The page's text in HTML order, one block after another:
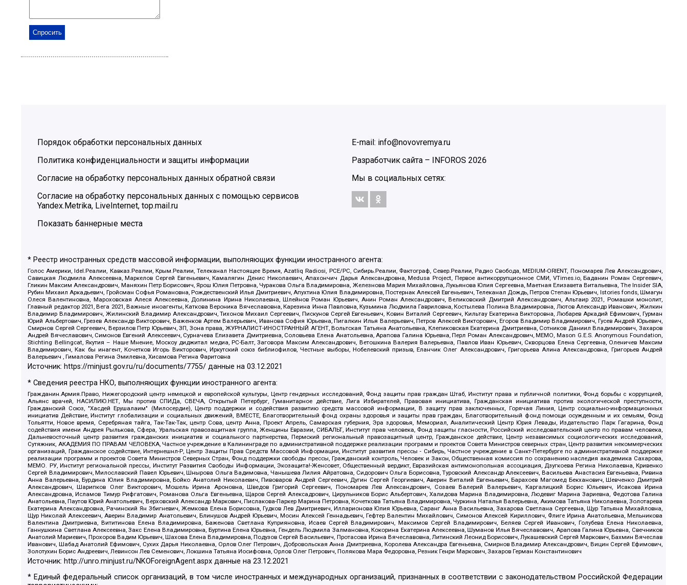
Порядок обработки персональных данных
Политика конфиденциальности и защиты информации
Согласие на обработку персональных данных обратной связи
Согласие на обработку персональных данных с помощью сервисов
Yandex.Metrika, LiveInternet, top.mail.ru
Показать баннерные места
E-mail: info@novovremya.ru
Разработчик сайта – INFOROS 2026
Мы в социальных сетях:
* Реестр иностранных средств массовой информации, выполняющих функции иностранного агента:
Голос Америки, Idel.Реалии, Кавказ.Реалии, Крым.Реалии, Телеканал Настоящее Время, Azatliq Radiosi, PCE/PC, Сибирь.Реалии, Фактограф, Север.Реалии, Радио Свобода, MEDIUM-ORIENT, Пономарев Лев Александрович,
Савицкая Людмила Алексеевна, Маркелов Сергей Евгеньевич, Камалягин Денис Николаевич, Апахончич Дарья Александровна, Medusa Project, Первое антикоррупционное СМИ, VTimes.io, Баданин Роман Сергеевич,
Гликин Максим Александрович, Маняхин Петр Борисович, Ярош Юлия Петровна, Чуракова Ольга Владимировна, Железнова Мария Михайловна, Лукьянова Юлия Сергеевна, Маетная Елизавета Витальевна, The Insider SIA,
Рубин Михаил Аркадьевич, Гройсман Софья Романовна, Рождественский Илья Дмитриевич, Апухтина Юлия Владимировна, Постернак Алексей Евгеньевич, Телеканал Дождь, Петров Степан Юрьевич, Istories fonds, Шмагун
Олеся Валентиновна, Мароховская Алеся Алексеевна, Долинина Ирина Николаевна, Шлейнов Роман Юрьевич, Анин Роман Александрович, Великовский Дмитрий Александрович, Альтаир 2021, Ромашки монолит,
Главный редактор 2021, Вега 2021, Важные иноагенты, Каткова Вероника Вячеславовна, Карезина Инна Павловна, Кузьмина Людмила Гавриловна, Костылева Полина Владимировна, Лютов Александр Иванович, Жилкин
Владимир Владимирович, Жилинский Владимир Александрович, Тихонов Михаил Сергеевич, Пискунов Сергей Евгеньевич, Ковин Виталий Сергеевич, Кильтау Екатерина Викторовна, Любарев Аркадий Ефимович, Гурман
Юрий Альбертович, Грезев Александр Викторович, Важенков Артем Валерьевич, Иванова София Юрьевна, Пигалкин Илья Валерьевич, Петров Алексей Викторович, Егоров Владимир Владимирович, Гусев Андрей Юрьевич,
Смирнов Сергей Сергеевич, Верзилов Петр Юрьевич, ЗП, Зона права, ЖУРНАЛИСТ-ИНОСТРАННЫЙ АГЕНТ, Вольтская Татьяна Анатольевна, Клепиковская Екатерина Дмитриевна, Сотников Даниил Владимирович, Захаров
Андрей Вячеславович, Симонов Евгений Алексеевич, Сурначева Елизавета Дмитриевна, Соловьева Елена Анатольевна, Арапова Галина Юрьевна, Перл Роман Александрович, МЕМО, Mason G.E.S. Anonymous Foundation,
Stichting Bellingcat, Якутия – Наше Мнение, Москоу диджитал медиа, РС-Балт, Заговора Максим Александрович, Ветошкина Валерия Валерьевна, Павлов Иван Юрьевич, Скворцова Елена Сергеевна, Оленичев Максим
Владимирович, Как бы инагент, Кочетков Игорь Викторович, Иркутский союз библиофилов, Честные выборы, Нобелевский призыв, Еланчик Олег Александрович, Григорьева Алина Александровна, Григорьев Андрей
Валерьевич , Гималова Регина Эмилевна, Хисамова Регина Фаритовна
Источник: https://minjust.gov.ru/ru/documents/7755/ данные на03.12.2021
* Сведения реестра НКО, выполняющих функции иностранного агента:
Гражданин.Армия.Право, Нижегородский центр немецкой и европейской культуры, Центр гендерных исследований, Фонд защиты прав граждан Штаб, Институт права и публичной политики, Фонд борьбы с коррупцией,
Альянс врачей, НАСИЛИЮ.НЕТ, Мы против СПИДа, СВЕЧА, Открытый Петербург, Гуманитарное действие, Лига Избирателей, Правовая инициатива, Гражданская инициатива против экологической преступности,
Гражданский Союз, "Хасдей Ерушалаим" (Милосердие), Центр поддержки и содействия развитию средств массовой информации, В защиту прав заключенных, Горячая Линия, Центр социально-информационных
инициатив Действие, Институт глобализации и социальных движений, ВМЕСТЕ, Благотворительный фонд охраны здоровья и защиты прав граждан, Благотворительный фонд помощи осужденным и их семьям, Фонд
Тольятти, Новое время, Серебряная тайга, Так-Так-Так, центр Сова, центр Анна, Проект Апрель, Самарская губерния, Эра здоровья, Мемориал, Аналитический Центр Юрия Левады, Издательство Парк Гагарина, Фонд
содействия имени Андрея Рылькова, Сфера, Уральская правозащитная группа, Женщины Евразии, СИБАЛЬТ, Институт прав человека, Фонд защиты гласности, Российский исследовательский центр по правам человека,
Дальневосточный центр развития гражданских инициатив и социального партнерства, Пермский региональный правозащитный центр, Гражданское действие, Центр независимых социологических исследований,
Сутяжник, АКАДЕМИЯ ПО ПРАВАМ ЧЕЛОВЕКА, Частное учреждение в Калининграде по административной поддержке реализации программ и проектов Совета Министров северных стран, Центр развития некоммерческих
организаций, Гражданское содействие, Интернешнл-Р, Центр Защиты Прав Средств Массовой Информации, Институт развития прессы - Сибирь, Частное учреждение в Санкт-Петербурге по административной поддержке
реализации программ и проектов Совета Министров Северных Стран, Фонд поддержки свободы прессы, Гражданский контроль, Человек и Закон, Общественная комиссия по сохранению наследия академика Сахарова,
МЕМО. РУ, Институт региональной прессы, Институт Развития Свободы Информации, Экозащита!-Женсовет, Общественный вердикт, Евразийская антимонопольная ассоциация, Дзугкоева Регина Николаевна, Кривенко
Сергей Владимирович, Милославский Павел Юрьевич, Шнырова Ольга Вадимовна, Чанышева Лилия Айратовна, Сидорович Ольга Борисовна, Туровский Александр Алексеевич, Васильева Анастасия Евгеньевна, Ривина
Анна Валерьевна, Бурдина Юлия Владимировна, Бойко Анатолий Николаевич, Пивоваров Андрей Сергеевич, Дугин Сергей Георгиевич, Аверин Виталий Евгеньевич, Барахоев Магомед Бекханович, Шевченко Дмитрий
Александрович, Шарипков Олег Викторович, Мошель Ирина Ароновна, Шведов Григорий Сергеевич, Пономарев Лев Александрович, Созаев Валерий Валерьевич, Каргалицкий Борис Юльевич, Исакова Ирина
Александровна, Исламов Тимур Рифгатович, Романова Ольга Евгеньевна, Щаров Сергей Алексадрович, Цирульников Борис Альбертович, Халидова Марина Владимировна, Людевиг Марина Зариевна, Федотова Галина
Анатольевна, Паутов Юрий Анатольевич, Верховский Александр Маркович, Пислакова-Паркер Марина Петровна, Кочеткова Татьяна Владимировна, Чуркина Наталья Валерьевна, Акимова Татьяна Николаевна, Золотарева
Екатерина Александровна, Рачинский Ян Збигневич, Жемкова Елена Борисовна, Гудков Лев Дмитриевич, Илларионова Юлия Юрьевна, Саранг Анна Васильевна, Захарова Светлана Сергеевна, Щур Татьяна Михайловна,
Щур Николай Алексеевич, Аверин Владимир Анатольевич, Блинушов Андрей Юрьевич, Мосин Алексей Геннадьевич, Гефтер Валентин Михайлович, Симонов Алексей Кириллович, Флиге Ирина Анатольевна, Мельникова
Валентина Дмитриевна, Вититинова Елена Владимировна, Баженова Светлана Куприяновна, Исаев Сергей Владимирович, Максимов Сергей Владимирович, Беляев Сергей Иванович, Голубева Елена Николаевна,
Ганнушкина Светлана Алексеевна, Закс Елена Владимировна, Буртина Елена Юрьевна, Гендель Людмила Залмановна, Кокорина Екатерина Алексеевна, Шуманов Илья Вячеславович, Арапова Галина Юрьевна, Свечников
Анатолий Мариевич, Прохоров Вадим Юрьевич, Шахова Елена Владимировна, Подузов Сергей Васильевич, Протасова Ирина Вячеславовна, Литинский Леонид Борисович, Лукашевский Сергей Маркович, Бахмин Вячеслав
Иванович, Шабад Анатолий Ефимович, Сухих Дарья Николаевна, Орлов Олег Петрович, Добровольская Анна Дмитриевна, Королева Александра Евгеньевна, Смирнов Владимир Александрович, Вицин Сергей Ефимович,
Золотухин Борис Андреевич, Левинсон Лев Семенович, Локшина Татьяна Иосифовна, Орлов Олег Петрович, Полякова Мара Федоровна, Резник Генри Маркович, Захаров Герман Константинович
Источник: http://unro.minjust.ru/NKOForeignAgent.aspx данные на23.12.2021
* Единый федеральный список организаций, в том числе иностранных и международных организаций, признанных в соответствии с законодательством Российской Федерации